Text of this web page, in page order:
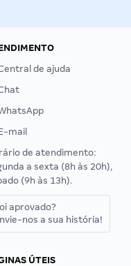
de ajuda
mail
de atendimento:
a sexta (8h às 20h),
(9h às 13h).
aprovado?
nos a sua história!
ÚTEIS